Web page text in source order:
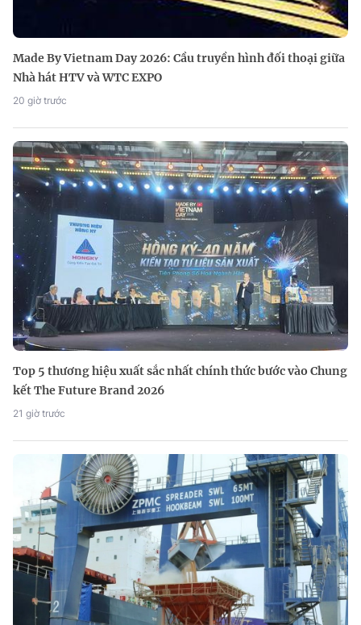
Made By Vietnam Day 2026: Cầu truyền hình đối thoại giữa
Nhà hát HTV và WTC EXPO
20 giờ trước
Top 5 thương hiệu xuất sắc nhất chính thức bước vào Chung
kết The Future Brand 2026
21 giờ trước